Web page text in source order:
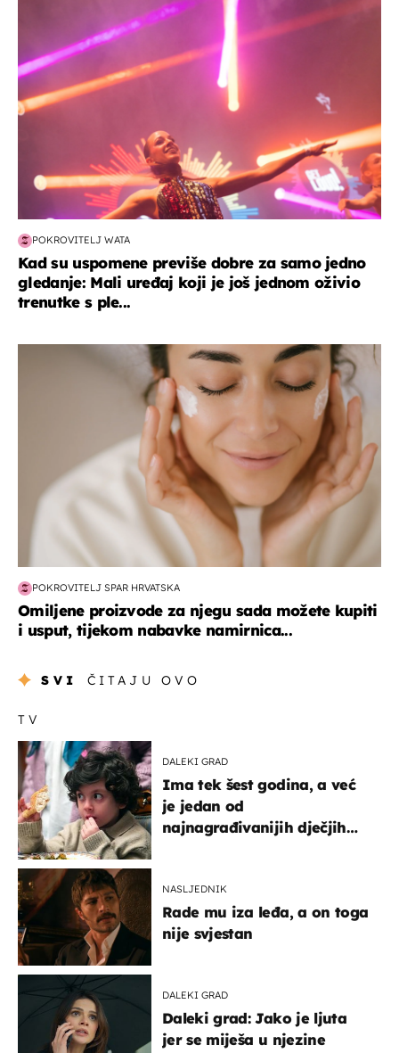
POKROVITELJ WATA
Kad su uspomene previše dobre za samo jedno
gledanje: Mali uređaj koji je još jednom oživio
trenutke s ple...
moda & ljepota
POKROVITELJ SPAR HRVATSKA
Omiljene proizvode za njegu sada možete kupiti
i usput, tijekom nabavke namirnica...
SVI ČITAJU OVO
TV
DALEKI GRAD
Ima tek šest godina, a već
je jedan od
najnagrađivanijih dječjih
NASLJEDNIK
Rade mu iza leđa, a on toga
nije svjestan
DALEKI GRAD
Daleki grad: Jako je ljuta
jer se miješa u njezine